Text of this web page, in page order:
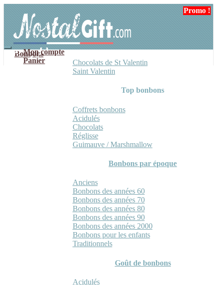
navigation
contenu
Mon compte
Panier
Bonbons
Chocolats de St Valentin
Saint Valentin
Top bonbons
Coffrets bonbons
Acidulés
Chocolats
Réglisse
Guimauve / Marshmallow
Bonbons par époque
Anciens
Bonbons des années 60
Bonbons des années 70
Bonbons des années 80
Bonbons des années 90
Bonbons des années 2000
Bonbons pour les enfants
Traditionnels
Goût de bonbons
Acidulés
Promo !